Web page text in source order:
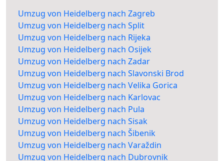
Umzug von Heidelberg nach Zagreb
Umzug von Heidelberg nach Split
Umzug von Heidelberg nach Rijeka
Umzug von Heidelberg nach Osijek
Umzug von Heidelberg nach Zadar
Umzug von Heidelberg nach Slavonski Brod
Umzug von Heidelberg nach Velika Gorica
Umzug von Heidelberg nach Karlovac
Umzug von Heidelberg nach Pula
Umzug von Heidelberg nach Sisak
Umzug von Heidelberg nach Šibenik
Umzug von Heidelberg nach Varaždin
Umzug von Heidelberg nach Dubrovnik